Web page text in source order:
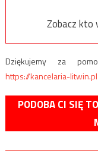
Zobacz kto
Dziękujemy za
https://kancelaria-litwin.pl
PODOBA CI SIĘ